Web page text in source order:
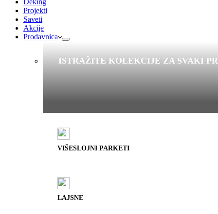
Deking
Projekti
Saveti
Akcije
Prodavnica
ISTRAŽITE KOLEKCIJE ZA SVAKI
VIŠESLOJNI PARKETI
LAJSNE